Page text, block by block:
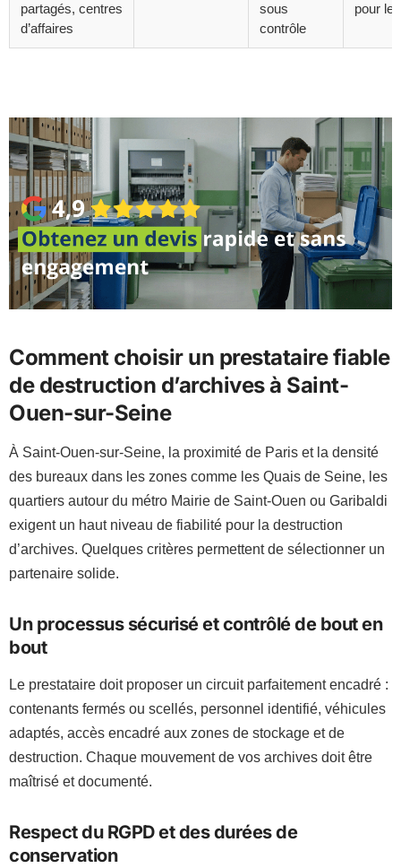
partagés, centres
d’affaires
sous
contrôle
pour le
Comment choisir un prestataire fiable
de destruction d’archives à Saint-
Ouen-sur-Seine
À Saint-Ouen-sur-Seine, la proximité de Paris et la densité
des bureaux dans les zones comme les Quais de Seine, les
quartiers autour du métro Mairie de Saint-Ouen ou Garibaldi
exigent un haut niveau de fiabilité pour la destruction
d’archives. Quelques critères permettent de sélectionner un
partenaire solide.
Un processus sécurisé et contrôlé de bout en
bout
Le prestataire doit proposer un circuit parfaitement encadré :
contenants fermés ou scellés, personnel identifié, véhicules
adaptés, accès encadré aux zones de stockage et de
destruction. Chaque mouvement de vos archives doit être
maîtrisé et documenté.
Respect du RGPD et des durées de
conservation